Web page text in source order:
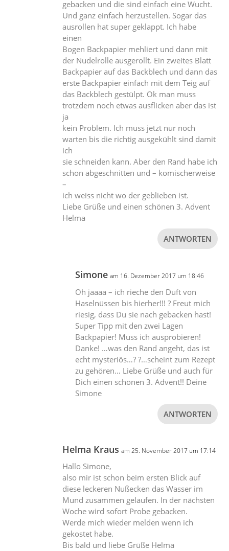
gebacken und die sind einfach eine Wucht.
Und ganz einfach herzustellen. Sogar das
ausrollen hat super geklappt. Ich habe
einen
Bogen Backpapier mehliert und dann mit
der Nudelrolle ausgerollt. Ein zweites Blatt
Backpapier auf das Backblech und dann das
erste Backpapier einfach mit dem Teig auf
das Backblech gestülpt. Ok man muss
trotzdem noch etwas ausflicken aber das ist
ja
kein Problem. Ich muss jetzt nur noch
warten bis die richtig ausgekühlt sind damit
ich
sie schneiden kann. Aber den Rand habe ich
schon abgeschnitten und – komischerweise
–
ich weiss nicht wo der geblieben ist.
Liebe Grüße und einen schönen 3. Advent
Helma
ANTWORTEN
Simone am 16. Dezember 2017 um 18:46
Oh jaaaa – ich rieche den Duft von
Haselnüssen bis hierher!!! ? Freut mich
riesig, dass Du sie nach gebacken hast!
Super Tipp mit den zwei Lagen
Backpapier! Muss ich ausprobieren!
Danke! …was den Rand angeht, das ist
echt mysteriös…? ?…scheint zum Rezept
zu gehören… Liebe Grüße und auch für
Dich einen schönen 3. Advent!! Deine
Simone
ANTWORTEN
Helma Kraus am 25. November 2017 um 17:14
Hallo Simone,
also mir ist schon beim ersten Blick auf
diese leckeren Nußecken das Wasser im
Mund zusammen gelaufen. In der nächsten
Woche wird sofort Probe gebacken.
Werde mich wieder melden wenn ich
gekostet habe.
Bis bald und liebe Grüße Helma